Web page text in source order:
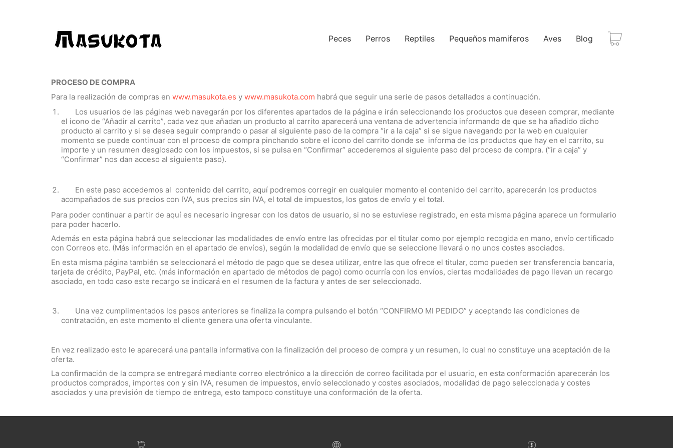
Peces Perros Reptiles Pequeños mamiferos Aves Blog
PROCESO DE COMPRA
Para la realización de compras en www.masukota.es y www.masukota.com habrá que seguir una serie de pasos detallados a continuación.
Los usuarios de las páginas web navegarán por los diferentes apartados de la página e irán seleccionando los productos que deseen comprar, mediante
el icono de “Añadir al carrito”, cada vez que añadan un producto al carrito aparecerá una ventana de advertencia informando de que se ha añadido dicho
producto al carrito y si se desea seguir comprando o pasar al siguiente paso de la compra “ir a la caja” si se sigue navegando por la web en cualquier
momento se puede continuar con el proceso de compra pinchando sobre el icono del carrito donde se informa de los productos que hay en el carrito, su
importe y un resumen desglosado con los impuestos, si se pulsa en “Confirmar” accederemos al siguiente paso del proceso de compra. (“ir a caja” y
“Confirmar” nos dan acceso al siguiente paso).
En este paso accedemos al contenido del carrito, aquí podremos corregir en cualquier momento el contenido del carrito, aparecerán los productos
acompañados de sus precios con IVA, sus precios sin IVA, el total de impuestos, los gatos de envío y el total.
Para poder continuar a partir de aquí es necesario ingresar con los datos de usuario, si no se estuviese registrado, en esta misma página aparece un formulario
para poder hacerlo.
Además en esta página habrá que seleccionar las modalidades de envío entre las ofrecidas por el titular como por ejemplo recogida en mano, envío certificado
con Correos etc. (Más información en el apartado de envíos), según la modalidad de envío que se seleccione llevará o no unos costes asociados.
En esta misma página también se seleccionará el método de pago que se desea utilizar, entre las que ofrece el titular, como pueden ser transferencia bancaria,
tarjeta de crédito, PayPal, etc. (más información en apartado de métodos de pago) como ocurría con los envíos, ciertas modalidades de pago llevan un recargo
asociado, en todo caso este recargo se indicará en el resumen de la factura y antes de ser seleccionado.
Una vez cumplimentados los pasos anteriores se finaliza la compra pulsando el botón “CONFIRMO MI PEDIDO” y aceptando las condiciones de
contratación, en este momento el cliente genera una oferta vinculante.
En vez realizado esto le aparecerá una pantalla informativa con la finalización del proceso de compra y un resumen, lo cual no constituye una aceptación de la
oferta.
La confirmación de la compra se entregará mediante correo electrónico a la dirección de correo facilitada por el usuario, en esta conformación aparecerán los
productos comprados, importes con y sin IVA, resumen de impuestos, envío seleccionado y costes asociados, modalidad de pago seleccionada y costes
asociados y una previsión de tiempo de entrega, esto tampoco constituye una conformación de la oferta.